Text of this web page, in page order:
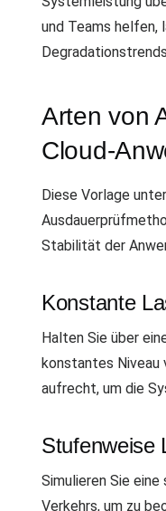
und Teams helfen,
Arten von
Cloud-
Diese Vorlage
Stabilität der
Konstante
Halten Sie über
konstantes Niveau
aufrecht, um die
Stufenweise
Simulieren Sie
Verkehrs, um zu